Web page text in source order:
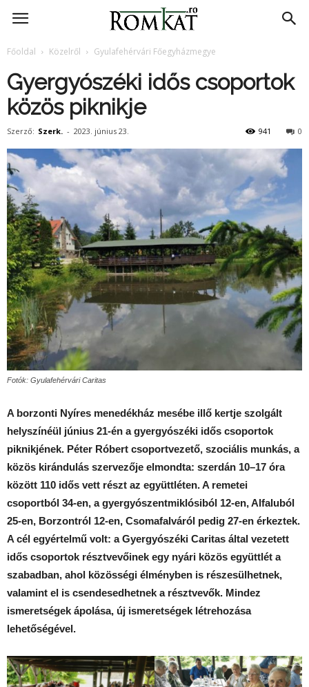
RomKat.ro
Főoldal Közelről Gyulafehérvári Főegyházmegye
Gyergyószéki idős csoportok
közös piknikje
Szerző: Szerk. - 2023. június 23. 0
941
Fotók: Gyulafehérvári Caritas
A borzonti Nyíres menedékház mesébe illő kertje szolgált
helyszínéül június 21-én a gyergyószéki idős csoportok
piknikjének. Péter Róbert csoportvezető, szociális munkás, a
közös kirándulás szervezője elmondta: szerdán 10–17 óra
között 110 idős vett részt az együttléten. A remetei
csoportból 34-en, a gyergyószentmiklósiból 12-en, Alfaluból
25-en, Borzontról 12-en, Csomafalváról pedig 27-en érkeztek.
A cél egyértelmű volt: a Gyergyószéki Caritas által vezetett
idős csoportok résztvevőinek egy nyári közös együttlét a
szabadban, ahol közösségi élményben is részesülhetnek,
valamint el is csendesedhetnek a résztvevők. Mindez
ismeretségek ápolása, új ismeretségek létrehozása
lehetőségével.